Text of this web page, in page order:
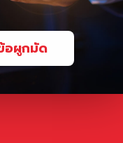
อผูกมัด